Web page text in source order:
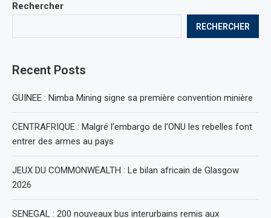
Rechercher
RECHERCHER
Recent Posts
GUINEE : Nimba Mining signe sa première convention minière
CENTRAFRIQUE : Malgré l’embargo de l’ONU les rebelles font
entrer des armes au pays
JEUX DU COMMONWEALTH : Le bilan africain de Glasgow
2026
SENEGAL : 200 nouveaux bus interurbains remis aux